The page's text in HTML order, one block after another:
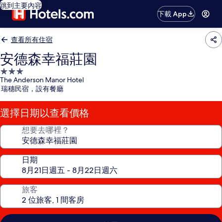
跳到主要內容
下載 App
查看所有住宿
安德森幸福莊園
3.0
星
級
住
宿
The Anderson Manor Hotel
瑞穗民宿，設有餐廳
選擇日期以查看價格
想要去哪裡？
日期
旅客